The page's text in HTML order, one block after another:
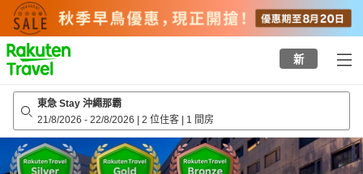
to
top
page
新
東急 Stay 沖繩那霸
21/8/2026 - 22/8/2026 | 2 位住客 | 1 間房